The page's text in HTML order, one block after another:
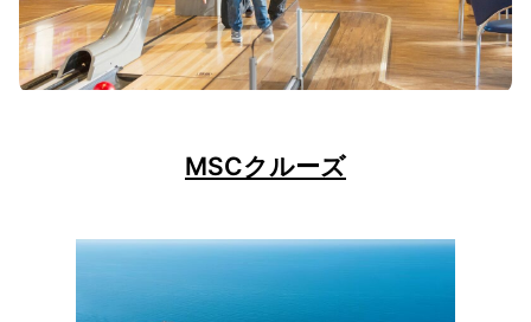
MSCクルーズ